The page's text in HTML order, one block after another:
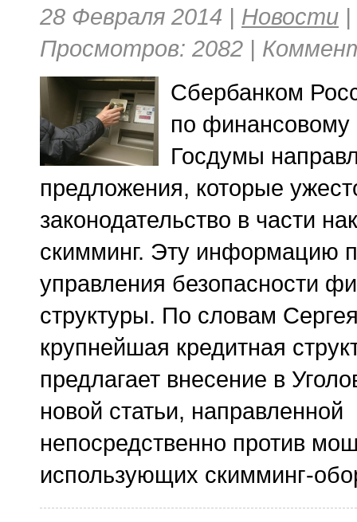
28 Февраля 2014 | Новости |
Просмотров: 2082 |
Сбербанком
по финансовому
Госдумы
предложения, которые
законодательство в части
скимминг. Эту информацию
управления безопасности
структуры. По словам
крупнейшая кредитная
предлагает внесение в
новой статьи, направленной
непосредственно против
использующих скимминг-